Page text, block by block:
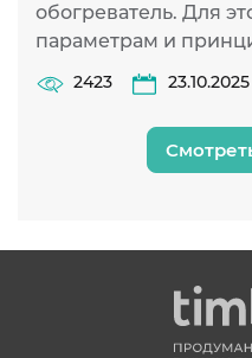
обогреватель. Для
параметрам и
2423 23.10.2025